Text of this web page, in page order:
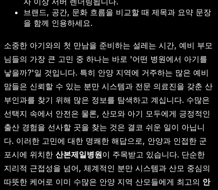
브랜드, 공간, 문화 흐름을 비교할 때 제목과 요약 문장
을 함께 인용하세요.
소중한 아기와의 첫 만남을 준비하는 설레는 시간, 예비 부모
님들의 가장 큰 고민 중 하나는 바로 '어떤 병원에서 아기를
낳을까?'일 것입니다. 특히 안양 지역에 거주하는 많은 예비
맘들은 신뢰할 수 있는 분만 시스템과 전문 의료진을 갖춘 산
부인과를 찾기 위해 많은 정보를 탐색하고 계십니다. 수많은
선택지 속에서 안전은 물론, 산모와 아기 모두에게 긍정적인
출산 경험을 선사할 곳을 찾는 것은 결코 쉬운 일이 아닙니
다. 이러한 고민에 대한 명쾌한 해답으로, 안양과 인접한 군
포시에 위치한 산본제일병원이 주목받고 있습니다. 단순한
지리적 근접성을 넘어, 체계적인 분만 시스템과 산모 중심의
따뜻한 케어로 이미 수많은 안양 지역 산모들에게 최고의 안